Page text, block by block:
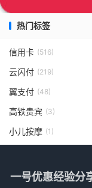
热门标签
信用卡 (516)
云闪付 (219)
翼支付 (48)
高铁贵宾 (3)
小儿按摩 (1)
一号优惠经验分